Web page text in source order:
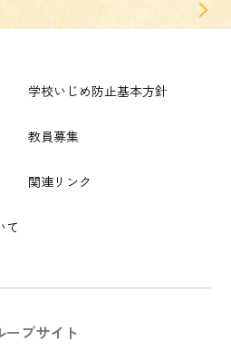
て
学校いじめ防止基本方針
教員募集
関連リンク
ープサイト